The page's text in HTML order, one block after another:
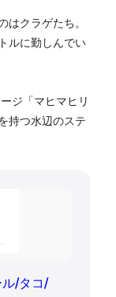
クラゲたち。
ルに勤しんでい
ジ「マヒマヒリ
持つ水辺のステ
ル/タコ/